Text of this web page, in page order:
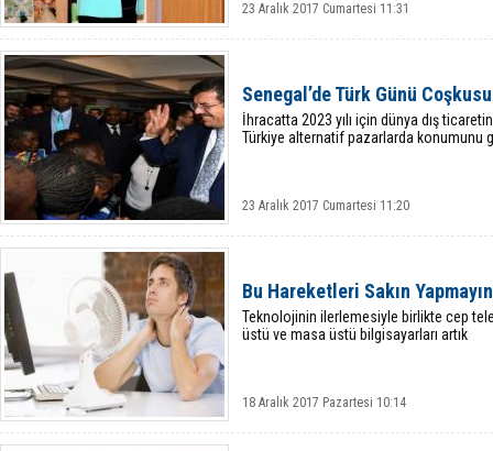
23 Aralık 2017 Cumartesi 11:31
Senegal’de Türk Günü Coşkusu
İhracatta 2023 yılı için dünya dış
Türkiye alternatif pazarlarda konumunu
23 Aralık 2017 Cumartesi 11:20
Bu Hareketleri Sakın
Teknolojinin ilerlemesiyle birlikte cep
üstü ve masa üstü bilgisayarları artık
18 Aralık 2017 Pazartesi 10:14